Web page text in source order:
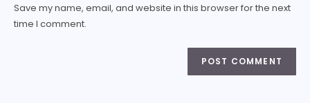
Save my name, email, and website in this browser for the next
time I comment.